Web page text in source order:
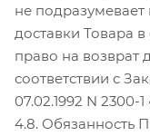
не подразумевает
доставки Товара
право на возврат
соответствии с
07.02.1992 N 2300-
4.8. Обязанность